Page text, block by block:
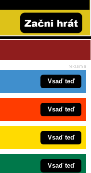
Vsaď teď
Vsaď teď
Vsaď teď
Vsaď teď